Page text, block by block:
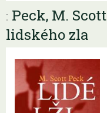
: Peck, M.
lidského zla